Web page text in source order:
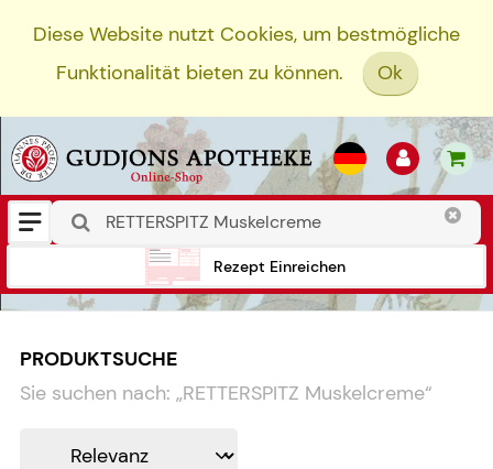
Diese Website nutzt Cookies, um bestmögliche
Funktionalität bieten zu können.
Ok
Rezept Einreichen
PRODUKTSUCHE
Sie suchen nach: „RETTERSPITZ Muskelcreme“